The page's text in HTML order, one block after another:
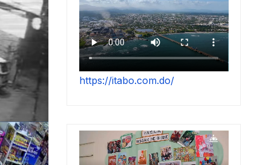
https://itabo.com.do/